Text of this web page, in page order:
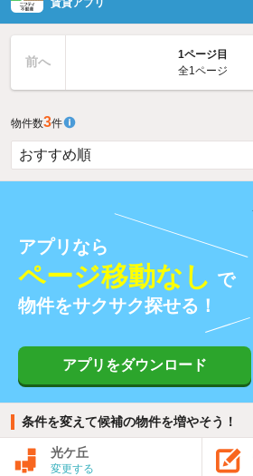
賃貸アプリ
前へ
1ページ目
全1ページ
物件数3件
アプリなら
ページ移動なし で
物件をサクサク探せる！
アプリをダウンロード
条件を変えて候補の物件を増やそう！
光ケ丘
変更する